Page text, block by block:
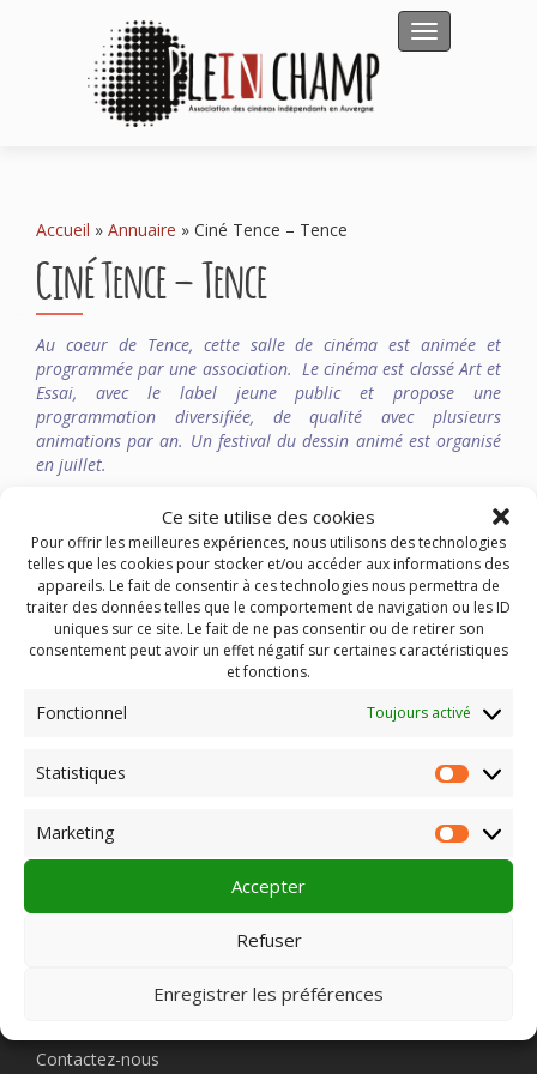
Ce site utilise des cookies
Pour offrir les meilleures expériences, nous utilisons des technologies
telles que les cookies pour stocker et/ou accéder aux informations des
appareils. Le fait de consentir à ces technologies nous permettra de
traiter des données telles que le comportement de navigation ou les ID
uniques sur ce site. Le fait de ne pas consentir ou de retirer son
consentement peut avoir un effet négatif sur certaines caractéristiques
et fonctions.
Fonctionnel Toujours activé
Statistiques
Marketing
Accepter
Refuser
Enregistrer les préférences
Afficher/
Accueil » Annuaire » Ciné Tence – Tence
Ciné Tence – Tence
Au coeur de Tence, cette salle de cinéma est animée et
programmée par une association. Le cinéma est classé Art et
Essai, avec le label jeune public et propose une
programmation diversifiée, de qualité avec plusieurs
animations par an. Un festival du dessin animé est organisé
en juillet.
Cinéma Ciné Tence
8 rue Saint Agrève
43190 TENCE
Téléphone : 04 71 65 46 44
programme sur internet
en savoir plus :Ciné Tence – TENCE
PLEIN CHAMP
Contactez-nous